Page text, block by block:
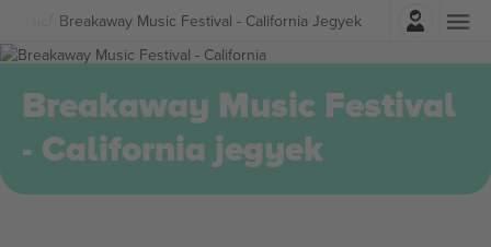
Breakaway Music Festival - California Jegyek
Belépés
Breakaway Music Festival
- California jegyek